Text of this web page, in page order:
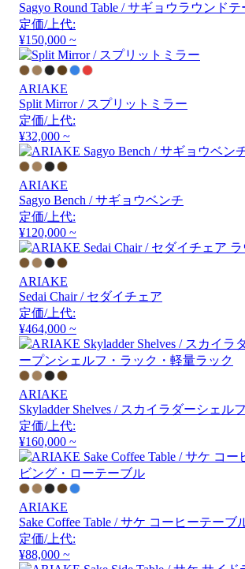
Sagyo Round Table / サギョウラウンド
定価/上代:
¥150,000 ~
ARIAKE
Split Mirror / スプリットミラー
定価/上代:
¥32,000 ~
ARIAKE
Sagyo Bench / サギョウベンチ
定価/上代:
¥120,000 ~
ARIAKE
Sedai Chair / セダイチェア
定価/上代:
¥464,000 ~
ARIAKE
Skyladder Shelves / スカイラダーシェルフ
定価/上代:
¥160,000 ~
ARIAKE
Sake Coffee Table / サケ コーヒーテーブ
定価/上代:
¥88,000 ~